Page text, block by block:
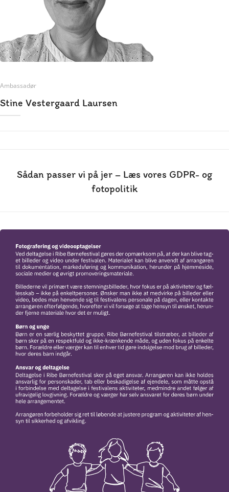
Ambassadør
Stine Vestergaard Laursen
Sådan passer vi på jer – Læs vores GDPR- og
fotopolitik